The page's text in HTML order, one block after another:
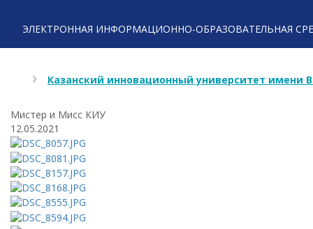
ЭЛЕКТРОННАЯ ИНФОРМАЦИОННО-ОБРАЗОВАТЕЛЬНАЯ
Казанский инновационный университет имени
Мистер и Мисс КИУ
12.05.2021